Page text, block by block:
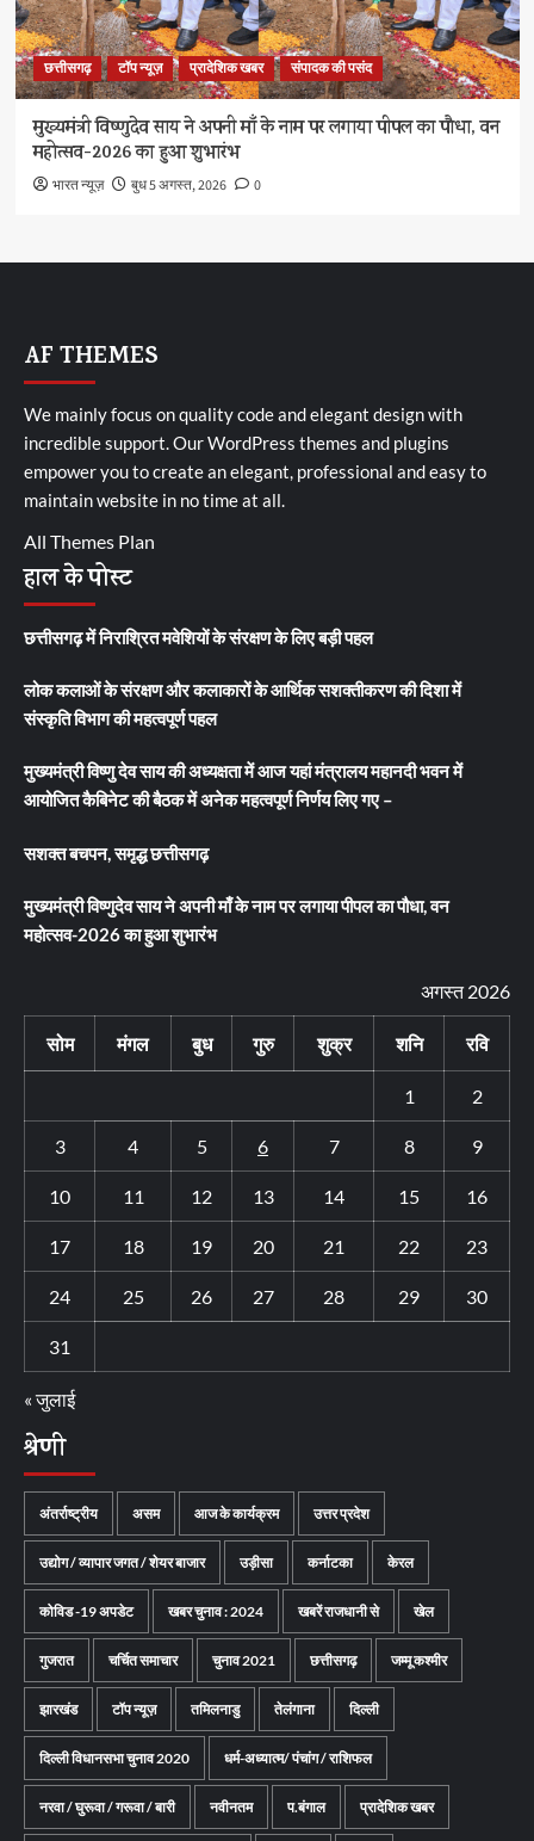
छत्तीसगढ़ टॉप न्यूज़ प्रादेशिक खबर संपादक की पसंद
मुख्यमंत्री विष्णुदेव साय ने अपनी माँ के नाम पर लगाया पीपल का पौधा, वन
महोत्सव-2026 का हुआ शुभारंभ
भारत न्यूज़ बुध 5 अगस्त, 2026 0
AF THEMES
We mainly focus on quality code and elegant design with
incredible support. OurWordPress themes and plugins
empower you to create an elegant, professional and easy to
maintain website in no time at all.
All Themes Plan
हाल के पोस्ट
छत्तीसगढ़ में निराश्रित मवेशियों के संरक्षण के लिए बड़ी पहल
लोक कलाओं के संरक्षण और कलाकारों के आर्थिक सशक्तीकरण की दिशा में
संस्कृति विभाग की महत्वपूर्ण पहल
मुख्यमंत्री विष्णु देव साय की अध्यक्षता में आज यहां मंत्रालय महानदी भवन में
आयोजित कैबिनेट की बैठक में अनेक महत्वपूर्ण निर्णय लिए गए –
सशक्त बचपन, समृद्ध छत्तीसगढ़
मुख्यमंत्री विष्णुदेव साय ने अपनी माँ के नाम पर लगाया पीपल का पौधा, वन
महोत्सव-2026 का हुआ शुभारंभ
अगस्त 2026
सोम मंगल बुध गुरु शुक्र शनि रवि
1 2
3 4 5 6 7 8 9
10 11 12 13 14 15 16
17 18 19 20 21 22 23
24 25 26 27 28 29 30
31
« जुलाई
श्रेणी
अंतर्राष्ट्रीय असम आज के कार्यक्रम उत्तर प्रदेश
उद्योग / व्यापार जगत / शेयर बाजार उड़ीसा कर्नाटका केरल
कोविड -19 अपडेट खबर चुनाव : 2024 खबरें राजधानी से खेल
गुजरात चर्चित समाचार चुनाव 2021 छत्तीसगढ़ जम्मू कश्मीर
झारखंड टॉप न्यूज़ तमिलनाडु तेलंगाना दिल्ली
दिल्ली विधानसभा चुनाव 2020 धर्म-अध्यात्म/ पंचांग / राशिफल
नरवा / घुरूवा / गरूवा / बारी नवीनतम प.बंगाल प्रादेशिक खबर